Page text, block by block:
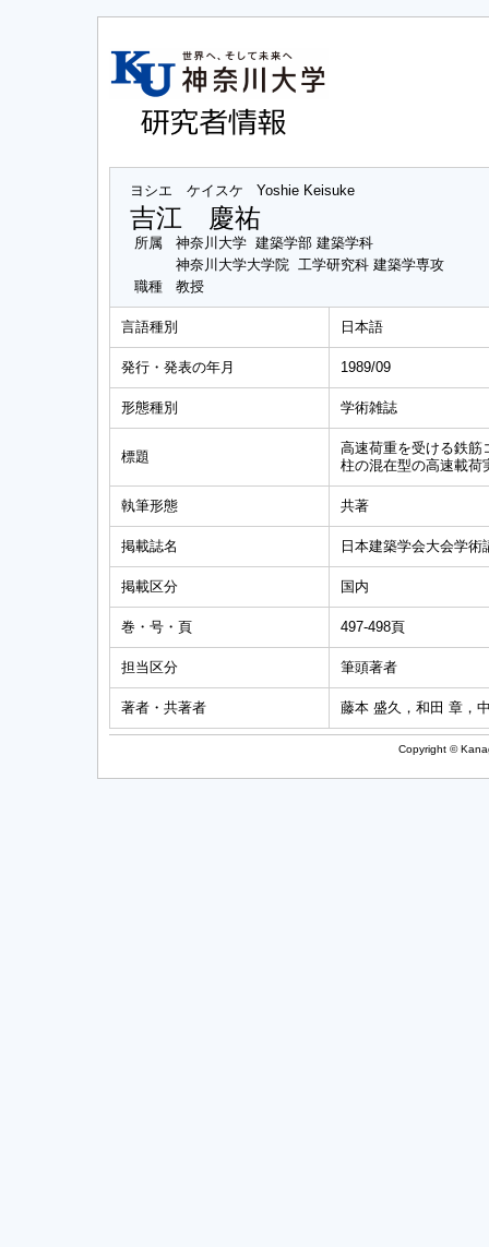
ヨシエ ケイスケ Yoshie Keisuke
吉江 慶祐
所属
神奈川大学 建築学部 建築学科
神奈川大学大学院 工学研究科 建築学専攻
職種
教授
言語種別 日本語
発行・発表の年月 1989/09
形態種別 学術雑誌
標題
高速荷重を受ける鉄筋
柱の混在型の高速載荷
執筆形態 共著
掲載誌名 日本建築学会大会学
掲載区分 国内
巻・号・頁 497-498頁
担当区分 筆頭著者
著者・共著者 藤本 盛久，和田 章，
Copyright ©